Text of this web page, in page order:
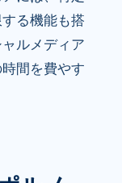
る機能も搭
ルメディア
間を費やす